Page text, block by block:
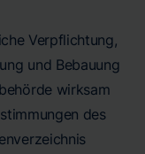
Verpflichtung,
und Bebauung
wirksam
des